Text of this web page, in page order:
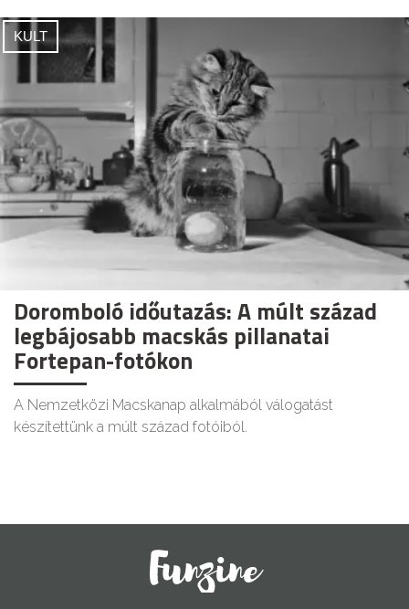
KULT
Doromboló időutazás: A múlt század
legbájosabb macskás pillanatai
Fortepan-fotókon
A Nemzetközi Macskanap alkalmából válogatást
készítettünk a múlt század fotóiból.